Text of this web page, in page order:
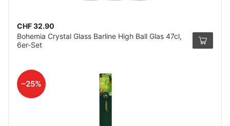
CHF 32.90
Bohemia Crystal Glass Barline High Ball Glas 47cl,
6er-Set
–25%